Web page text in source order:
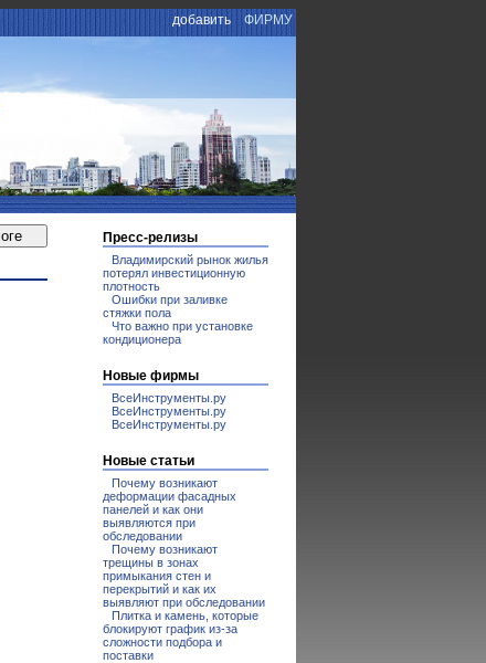
добавить ФИРМУ
Пресс-релизы
Владимирский рынок жилья
потерял инвестиционную
плотность
Ошибки при заливке
стяжки пола
Что важно при установке
кондиционера
Новые фирмы
ВсеИнструменты.ру
ВсеИнструменты.ру
ВсеИнструменты.ру
Новые статьи
Почему возникают
деформации фасадных
панелей и как они
выявляются при
обследовании
Почему возникают
трещины в зонах
примыкания стен и
перекрытий и как их
выявляют при обследовании
Плитка и камень, которые
блокируют график из-за
сложности подбора и
поставки